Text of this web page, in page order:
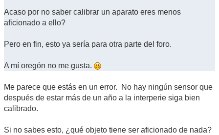
Acaso por no saber calibrar un aparato eres menos
aficionado a ello?
Pero en fin, esto ya sería para otra parte del foro.
A mí oregón no me gusta.
Me parece que estás en un error. No hay ningún sensor que
después de estar más de un año a la interperie siga bien
calibrado.
Si no sabes esto, ¿qué objeto tiene ser aficionado de nada?